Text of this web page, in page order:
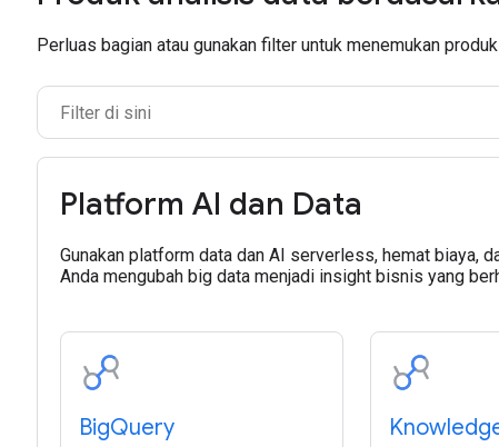
Perluas bagian atau gunakan filter untuk menemukan
Platform AI dan Data
Gunakan platform data dan AI serverless, hemat biaya,
Anda mengubah big data menjadi insight bisnis yang
BigQuery